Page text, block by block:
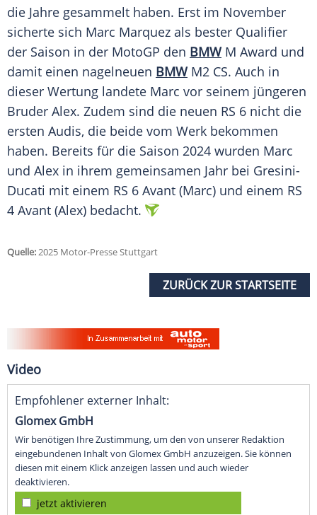
die Jahre gesammelt haben. Erst im November
sicherte sich Marc Marquez als bester Qualifier
der Saison in der MotoGP den BMWM Award und
damit einen nagelneuen BMWM2 CS. Auch in
dieser Wertung landete Marc vor seinem jüngeren
Bruder Alex. Zudem sind die neuen RS 6 nicht die
ersten Audis, die beide vom Werk bekommen
haben. Bereits für die Saison 2024 wurden Marc
und Alex in ihrem gemeinsamen Jahr bei Gresini-
Ducati mit einem RS 6 Avant (Marc) und einem RS
4 Avant (Alex) bedacht.
Quelle:2025 Motor-Presse Stuttgart
ZURÜCK ZUR STARTSEITE
Video
Empfohlener externer Inhalt:
Glomex GmbH
Wir benötigen Ihre Zustimmung, um den von unserer Redaktion
eingebundenen Inhalt von Glomex GmbH anzuzeigen. Sie können
diesen mit einem Klick anzeigen lassen und auch wieder
deaktivieren.
jetzt aktivieren